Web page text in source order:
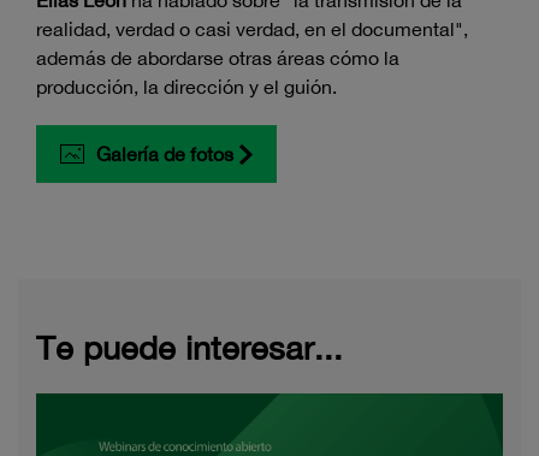
realidad, verdad o casi verdad, en el documental",
además de abordarse otras áreas cómo la
producción, la dirección y el guión.
Galería de fotos
Te puede interesar...